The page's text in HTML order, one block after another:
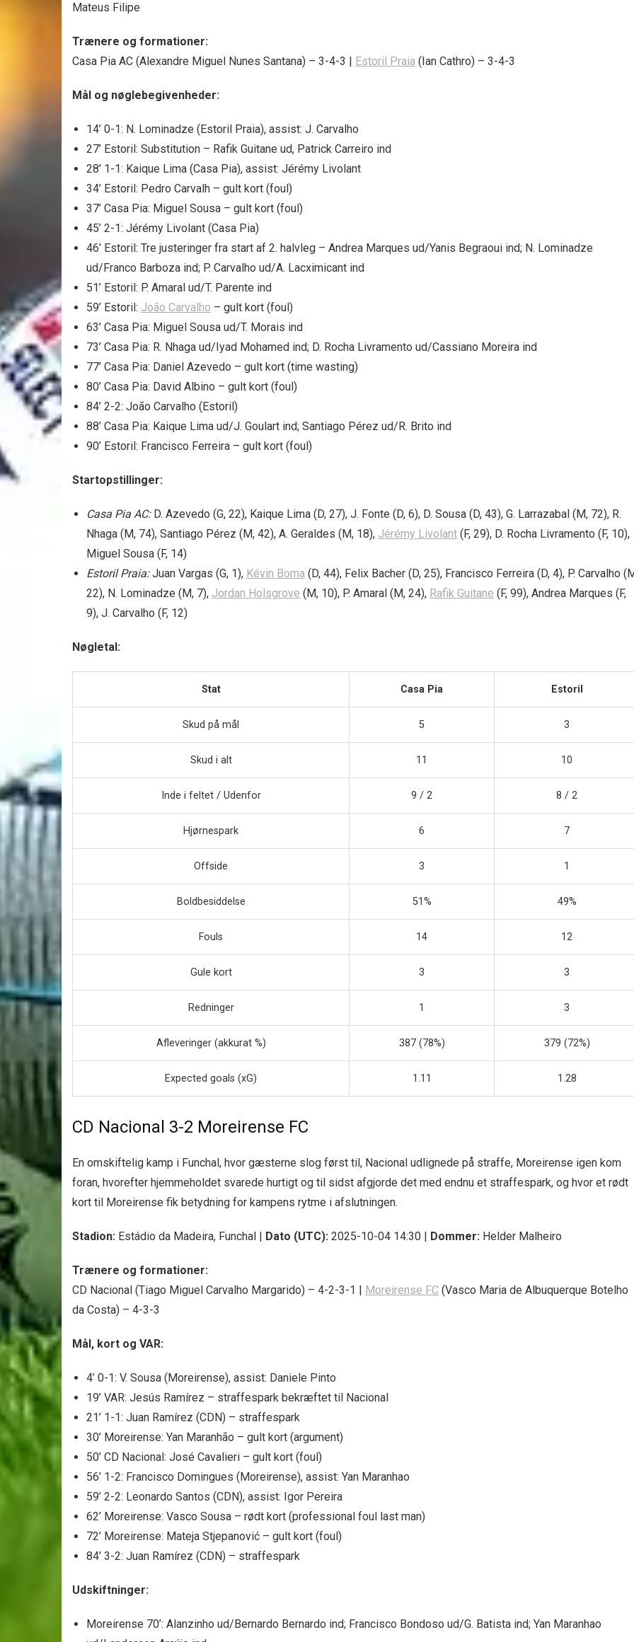
Mateus Filipe
Trænere og formationer:
Casa Pia AC (Alexandre Miguel Nunes Santana) – 3-4-3 |
Estoril Praia (Ian Cathro) – 3-4-3
Mål og nøglebegivenheder:
14’ 0-1: N. Lominadze (Estoril Praia), assist: J. Carvalho
27’ Estoril: Substitution – Rafik Guitane ud, Patrick Carreiro ind
28’ 1-1: Kaique Lima (Casa Pia), assist: Jérémy Livolant
34’ Estoril: Pedro Carvalh – gult kort (foul)
37’ Casa Pia: Miguel Sousa – gult kort (foul)
45’ 2-1: Jérémy Livolant (Casa Pia)
46’ Estoril: Tre justeringer fra start af 2. halvleg – Andrea Marques ud/Yanis Begraoui ind; N. Lominadze
ud/Franco Barboza ind; P. Carvalho ud/A. Lacximicant ind
51’ Estoril: P. Amaral ud/T. Parente ind
59’ Estoril: João Carvalho – gult kort (foul)
63’ Casa Pia: Miguel Sousa ud/T. Morais ind
73’ Casa Pia: R. Nhaga ud/Iyad Mohamed ind; D. Rocha Livramento ud/Cassiano Moreira ind
77’ Casa Pia: Daniel Azevedo – gult kort (time wasting)
80’ Casa Pia: David Albino – gult kort (foul)
84’ 2-2: João Carvalho (Estoril)
88’ Casa Pia: Kaique Lima ud/J. Goulart ind; Santiago Pérez ud/R. Brito ind
90’ Estoril: Francisco Ferreira – gult kort (foul)
Startopstillinger:
Casa Pia AC:D. Azevedo (G, 22), Kaique Lima (D, 27), J. Fonte (D, 6), D. Sousa (D, 43), G. Larrazabal (M, 72), R.
Nhaga (M, 74), Santiago Pérez (M, 42), A. Geraldes (M, 18), Jérémy Livolant (F, 29), D. Rocha Livramento (F, 10),
Miguel Sousa (F, 14)
Estoril Praia:Juan Vargas (G, 1), Kévin Boma (D, 44), Felix Bacher (D, 25), Francisco Ferreira (D, 4), P. Carvalho
22), N. Lominadze (M, 7), Jordan Holsgrove (M, 10), P. Amaral (M, 24), Rafik Guitane (F, 99), Andrea Marques (F,
9), J. Carvalho (F, 12)
Nøgletal:
Stat Casa Pia Estoril
Skud på mål 5 3
Skud i alt 11 10
Inde i feltet / Udenfor 9 / 2 8 / 2
Hjørnespark 6 7
Offside 3 1
Boldbesiddelse 51% 49%
Fouls 14 12
Gule kort 3 3
Redninger 1 3
Afleveringer (akkurat %) 387 (78%) 379 (72%)
Expected goals (xG) 1.11 1.28
CD Nacional 3-2 Moreirense FC
En omskiftelig kamp i Funchal, hvor gæsterne slog først til, Nacional udlignede på straffe, Moreirense igen kom
foran, hvorefter hjemmeholdet svarede hurtigt og til sidst afgjorde det med endnu et straffespark, og hvor et rødt
kort til Moreirense fik betydning for kampens rytme i afslutningen.
Stadion: Estádio da Madeira, Funchal | Dato (UTC): 2025-10-04 14:30 | Dommer: Helder Malheiro
Trænere og formationer:
CD Nacional (Tiago Miguel Carvalho Margarido) – 4-2-3-1 |
Moreirense FC (Vasco Maria de Albuquerque Botelho
da Costa) – 4-3-3
Mål, kort og VAR:
4’ 0-1: V. Sousa (Moreirense), assist: Daniele Pinto
19’ VAR: Jesús Ramírez – straffespark bekræftet til Nacional
21’ 1-1: Juan Ramírez (CDN) – straffespark
30’ Moreirense: Yan Maranhão – gult kort (argument)
50’ CD Nacional: José Cavalieri – gult kort (foul)
56’ 1-2: Francisco Domingues (Moreirense), assist: Yan Maranhao
59’ 2-2: Leonardo Santos (CDN), assist: Igor Pereira
62’ Moreirense: Vasco Sousa – rødt kort (professional foul last man)
72’ Moreirense: Mateja Stjepanović – gult kort (foul)
84’ 3-2: Juan Ramírez (CDN) – straffespark
Udskiftninger:
Moreirense 70’: Alanzinho ud/Bernardo Bernardo ind; Francisco Bondoso ud/G. Batista ind; Yan Maranhao